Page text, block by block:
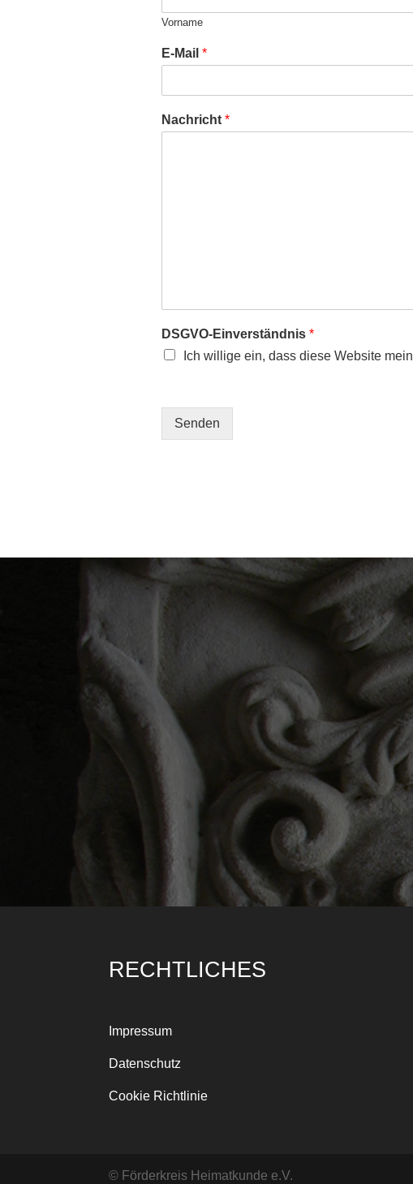
Vorname
E-Mail*
Nachricht*
DSGVO-Einverständnis*
Ich willige ein, dass diese Website
Senden
RECHTLICHES
Impressum
Datenschutz
Cookie Richtlinie
© Förderkreis Heimatkunde e.V.